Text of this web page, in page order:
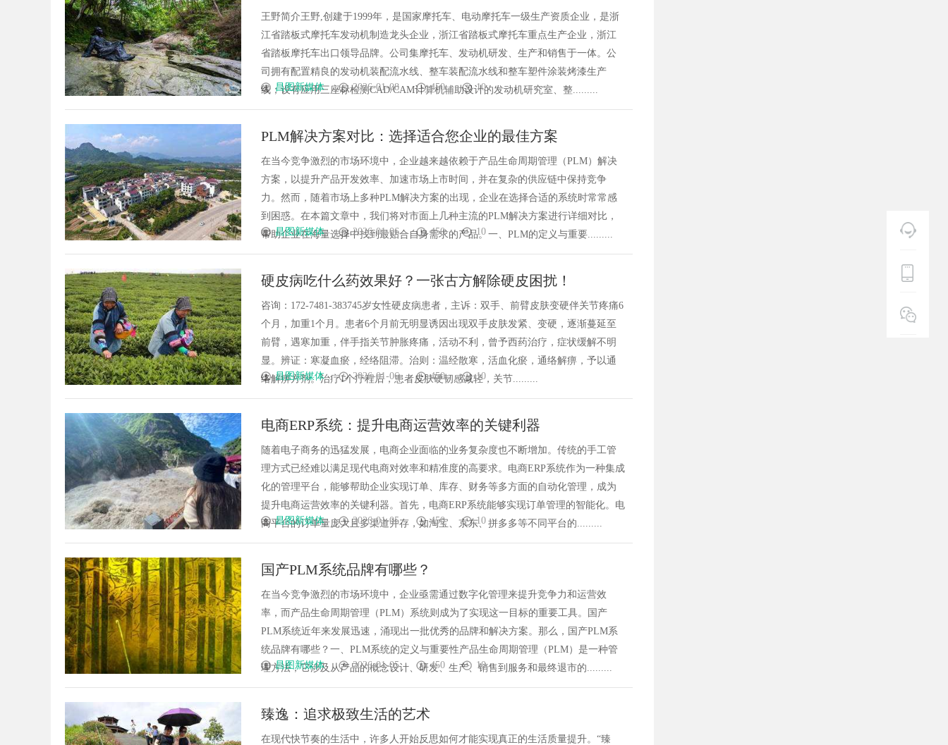
王野简介王野,创建于1999年，是国家摩托车、电动摩托车一级生产资质企业，是浙
江省踏板式摩托车发动机制造龙头企业，浙江省踏板式摩托车重点生产企业，浙江
省踏板摩托车出口领导品牌。公司集摩托车、发动机研发、生产和销售于一体。公
司拥有配置精良的发动机装配流水线、整车装配流水线和整车塑件涂装烤漆生产
线；设有应用三座标检测CAD/CAM计算机辅助设计的发动机研究室、整.........
昌图新媒体 2026-01-08 450 10
PLM解决方案对比：选择适合您企业的最佳方案
在当今竞争激烈的市场环境中，企业越来越依赖于产品生命周期管理（PLM）解决
方案，以提升产品开发效率、加速市场上市时间，并在复杂的供应链中保持竞争
力。然而，随着市场上多种PLM解决方案的出现，企业在选择合适的系统时常常感
到困惑。在本篇文章中，我们将对市面上几种主流的PLM解决方案进行详细对比，
帮助企业在海量选择中找到最贴合自身需求的产品。一、PLM的定义与重要.........
昌图新媒体 2026-01-06 450 10
硬皮病吃什么药效果好？一张古方解除硬皮困扰！
咨询：172-7481-383745岁女性硬皮病患者，主诉：双手、前臂皮肤变硬伴关节疼痛6
个月，加重1个月。患者6个月前无明显诱因出现双手皮肤发紧、变硬，逐渐蔓延至
前臂，遇寒加重，伴手指关节肿胀疼痛，活动不利，曾予西药治疗，症状缓解不明
显。辨证：寒凝血瘀，经络阻滞。治则：温经散寒，活血化瘀，通络解痹，予以通
络解痹方剂。治疗1个疗程后，患者皮肤硬韧感减轻，关节.........
昌图新媒体 2026-01-06 450 10
电商ERP系统：提升电商运营效率的关键利器
随着电子商务的迅猛发展，电商企业面临的业务复杂度也不断增加。传统的手工管
理方式已经难以满足现代电商对效率和精准度的高要求。电商ERP系统作为一种集成
化的管理平台，能够帮助企业实现订单、库存、财务等多方面的自动化管理，成为
提升电商运营效率的关键利器。首先，电商ERP系统能够实现订单管理的智能化。电
商平台的订单量庞大且多渠道并存，如淘宝、京东、拼多多等不同平台的.........
昌图新媒体 2026-01-05 450 10
国产PLM系统品牌有哪些？
在当今竞争激烈的市场环境中，企业亟需通过数字化管理来提升竞争力和运营效
率，而产品生命周期管理（PLM）系统则成为了实现这一目标的重要工具。国产
PLM系统近年来发展迅速，涌现出一批优秀的品牌和解决方案。那么，国产PLM系
统品牌有哪些？一、PLM系统的定义与重要性产品生命周期管理（PLM）是一种管
理方法，它涉及从产品的概念设计、研发、生产、销售到服务和最终退市的.........
昌图新媒体 2026-01-05 450 10
臻逸：追求极致生活的艺术
在现代快节奏的生活中，许多人开始反思如何才能实现真正的生活质量提升。“臻